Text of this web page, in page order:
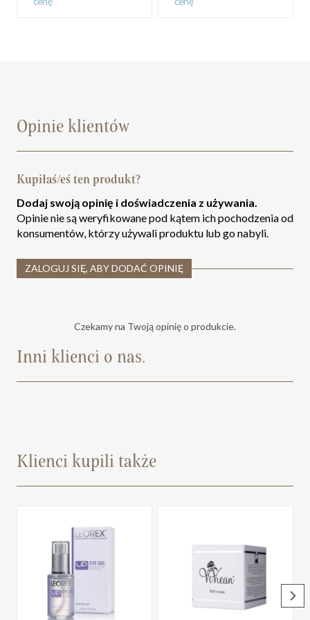
Opinie klientów
Kupiłaś/eś ten produkt?
Dodaj swoją opinię i doświadczenia z używania.
Opinie nie są weryfikowane pod kątem ich pochodzenia od
konsumentów, którzy używali produktu lub go nabyli.
ZALOGUJ SIĘ, ABY DODAĆ OPINIĘ
Czekamy na Twoją opinię o produkcie.
Inni klienci o nas.
Klienci kupili także